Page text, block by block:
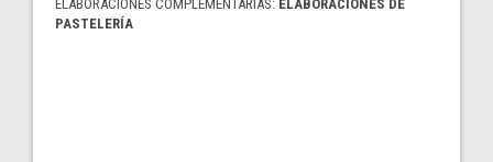
ELABORACIONES COMPLEMENTARIAS: ELABORACIONES DE
PASTELERÍA